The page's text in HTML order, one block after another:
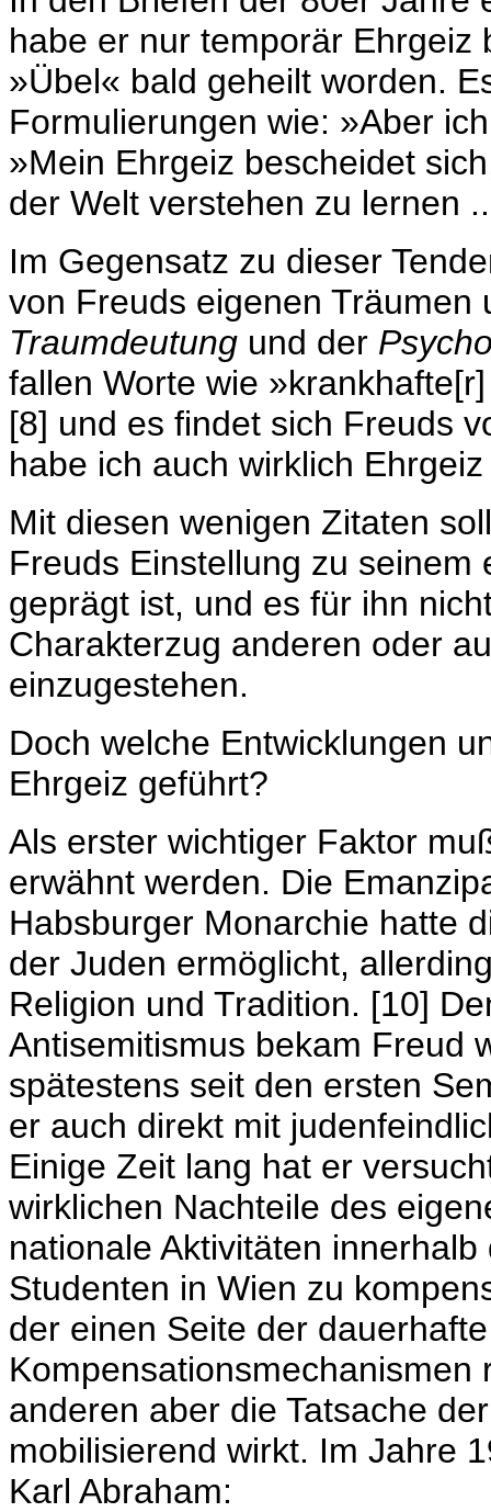
habe er nur temporär Ehrgeiz
»Übel« bald geheilt worden.
Formulierungen wie: »Aber
»Mein Ehrgeiz bescheidet
der Welt verstehen zu lernen
Im Gegensatz zu dieser
von Freuds eigenen Träumen
Traumdeutung und der
fallen Worte wie
[8] und es findet sich Freuds
habe ich auch wirklich
Mit diesen wenigen Zitaten
Freuds Einstellung zu seinem
geprägt ist, und es für ihn
Charakterzug anderen oder
einzugestehen.
Doch welche Entwicklungen
Ehrgeiz geführt?
Als erster wichtiger Faktor
erwähnt werden. Die
Habsburger Monarchie hatte
der Juden ermöglicht,
Religion und Tradition. [10]
Antisemitismus bekam Freud
spätestens seit den ersten
er auch direkt mit
Einige Zeit lang hat er
wirklichen Nachteile des
nationale Aktivitäten
Studenten in Wien zu
der einen Seite der
anderen aber die Tatsache
mobilisierend wirkt. Im Jahre
Karl Abraham: